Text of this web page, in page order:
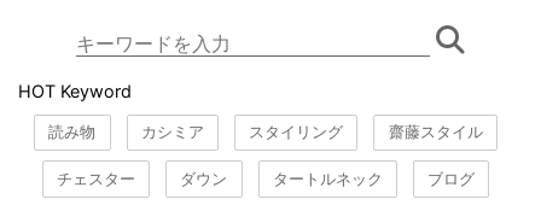
HOT Keyword
読み物 カシミア スタイリング 齋藤スタイル
チェスター ダウン タートルネック ブログ